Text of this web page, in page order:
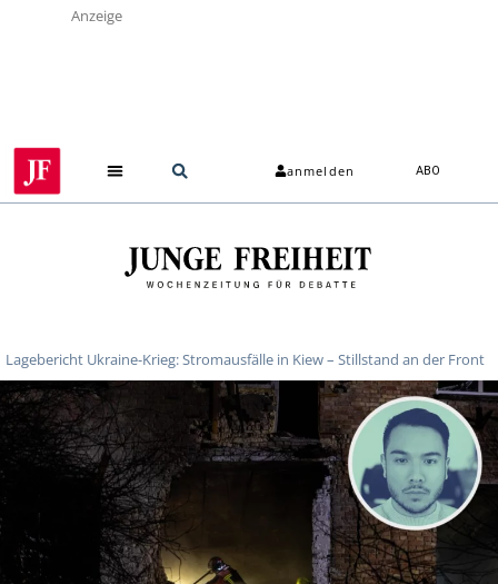
Anzeige
anmelden ABO
Lagebericht Ukraine-Krieg: Stromausfälle in Kiew – Stillstand an der Front